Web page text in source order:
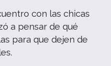
con las chicas
a pensar de qué
para que dejen de